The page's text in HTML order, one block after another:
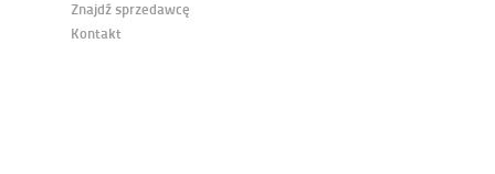
Znajdź sprzedawcę
Kontakt